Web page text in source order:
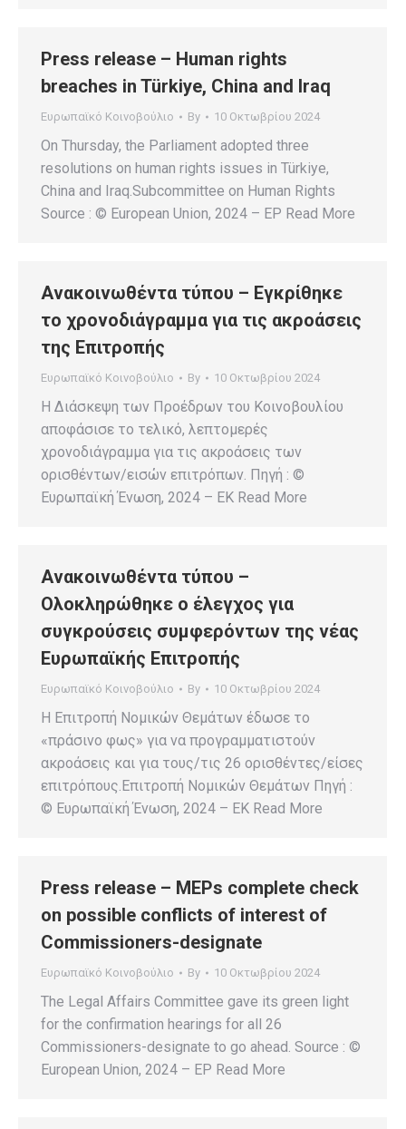
Press release – Human rights
breaches in Türkiye, China and Iraq
Ευρωπαϊκό Κοινοβούλιο By 10 Οκτωβρίου 2024
On Thursday, the Parliament adopted three
resolutions on human rights issues in Türkiye,
China and Iraq.Subcommittee on Human Rights
Source : © European Union, 2024 – EP Read More
Ανακοινωθέντα τύπου – Εγκρίθηκε
το χρονοδιάγραμμα για τις ακροάσεις
της Επιτροπής
Ευρωπαϊκό Κοινοβούλιο By 10 Οκτωβρίου 2024
Η Διάσκεψη των Προέδρων του Κοινοβουλίου
αποφάσισε το τελικό, λεπτομερές
χρονοδιάγραμμα για τις ακροάσεις των
ορισθέντων/εισών επιτρόπων. Πηγή : ©
Ευρωπαϊκή Ένωση, 2024 – EK Read More
Ανακοινωθέντα τύπου –
Ολοκληρώθηκε ο έλεγχος για
συγκρούσεις συμφερόντων της νέας
Ευρωπαϊκής Επιτροπής
Ευρωπαϊκό Κοινοβούλιο By 10 Οκτωβρίου 2024
Η Επιτροπή Νομικών Θεμάτων έδωσε το
«πράσινο φως» για να προγραμματιστούν
ακροάσεις και για τους/τις 26 ορισθέντες/είσες
επιτρόπους.Επιτροπή Νομικών Θεμάτων Πηγή :
© Ευρωπαϊκή Ένωση, 2024 – EK Read More
Press release – MEPs complete check
on possible conflicts of interest of
Commissioners-designate
Ευρωπαϊκό Κοινοβούλιο By 10 Οκτωβρίου 2024
The Legal Affairs Committee gave its green light
for the confirmation hearings for all 26
Commissioners-designate to go ahead. Source : ©
European Union, 2024 – EP Read More